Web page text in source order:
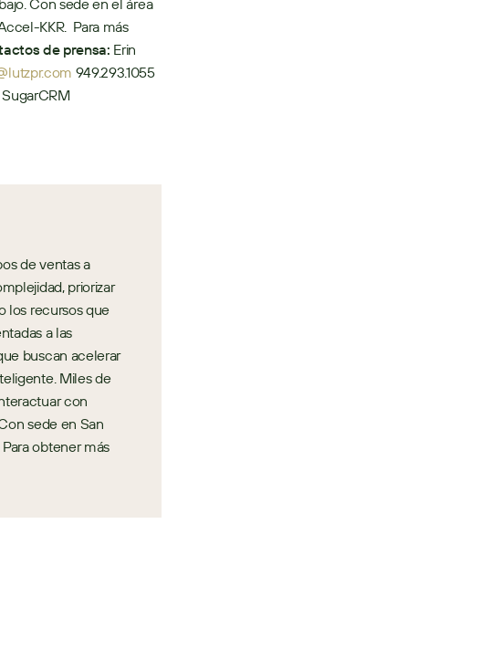
Con sede en el área
KKR.  Para más
de prensa: Erin
949.293.1055
Sarita Kincaid Vicepresidenta de Comunicaciones Corporativas, SugarCRM
de ventas a
priorizar
los recursos que
a las
buscan acelerar
Miles de
con
sede en San
obtener más